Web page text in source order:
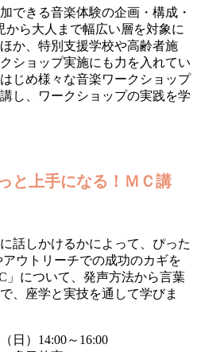
できる音楽体験の企画・構成・
から大人まで幅広い層を対象に
か、特別支援学校や高齢者施
ショップ実施にも力を入れてい
じめ様々な音楽ワークショップ
し、ワークショップの実践を学
と上手になる！ＭＣ講
話しかけるかによって、ぴった
ウトリーチでの成功のカギを
」について、発声方法から言葉
、座学と実技を通して学びま
日）14:00～16:00